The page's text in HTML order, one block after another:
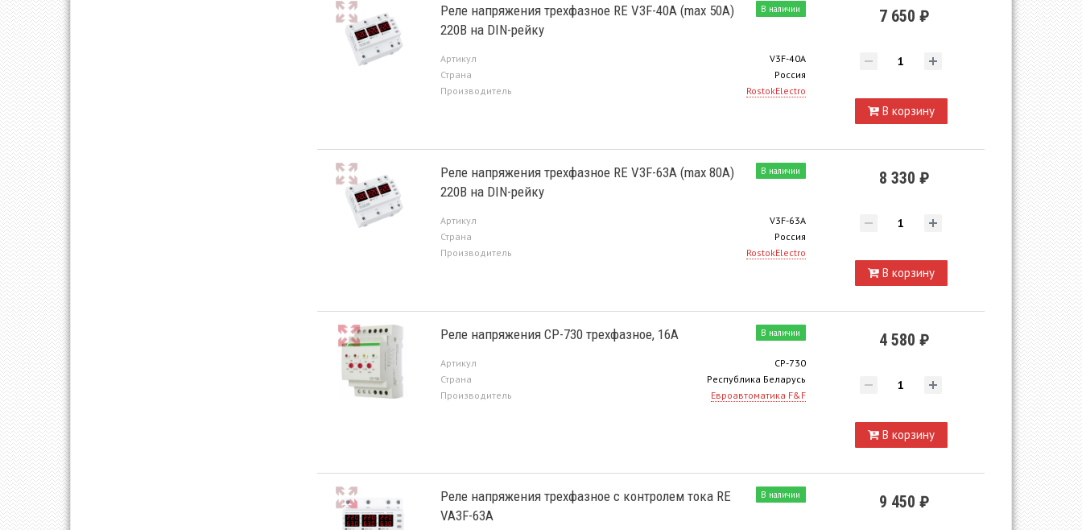
В наличии
Реле напряжения трехфазное RE V3F-40A (max 50A)
220В на DIN-рейку
Артикул
V3F-40A
Страна
Россия
Производитель
RostokElectro
7 650 ₽
В корзину
В наличии
Реле напряжения трехфазное RE V3F-63A (max 80A)
220В на DIN-рейку
Артикул
V3F-63A
Страна
Россия
Производитель
RostokElectro
8 330 ₽
В корзину
В наличии
Реле напряжения CP-730 трехфазное, 16А
Артикул
CP-730
Страна
Республика Беларусь
Производитель
Евроавтоматика F&F
4 580 ₽
В корзину
В наличии
Реле напряжения трехфазное с контролем тока RE
VA3F-63А
9 450 ₽